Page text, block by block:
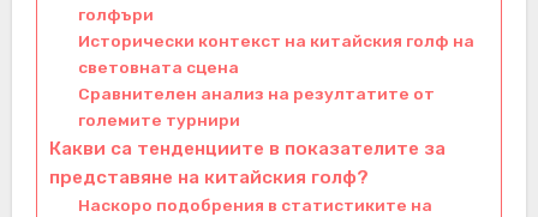
голфъри
Исторически контекст на китайския голф на
световната сцена
Сравнителен анализ на резултатите от
големите турнири
Какви са тенденциите в показателите за
представяне на китайския голф?
Наскоро подобрения в статистиките на